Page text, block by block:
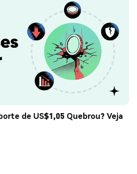
de US$1,05 Quebrou? Veja